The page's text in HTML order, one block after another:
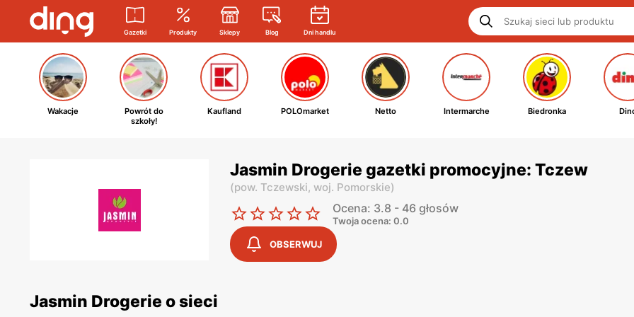
Gazetki Produkty Sklepy Blog Dni handlu
Wakacje
Powrót do
szkoły!
Kaufland POLOmarket Netto Intermarche Biedronka
Jasmin Drogerie gazetki promocyjne: Tczew
(pow. Tczewski, woj. Pomorskie)
Ocena: 3.8 - 46 głosów
Twoja ocena: 0.0
OBSERWUJ
Jasmin Drogerie o sieci